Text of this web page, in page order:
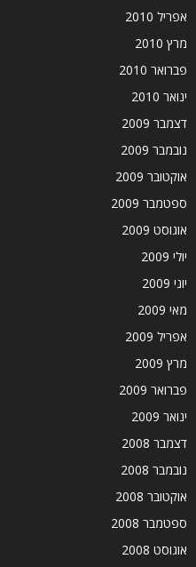
אפריל 2010
מרץ 2010
פברואר 2010
ינואר 2010
דצמבר 2009
נובמבר 2009
אוקטובר 2009
ספטמבר 2009
אוגוסט 2009
יולי 2009
יוני 2009
מאי 2009
אפריל 2009
מרץ 2009
פברואר 2009
ינואר 2009
דצמבר 2008
נובמבר 2008
אוקטובר 2008
ספטמבר 2008
אוגוסט 2008